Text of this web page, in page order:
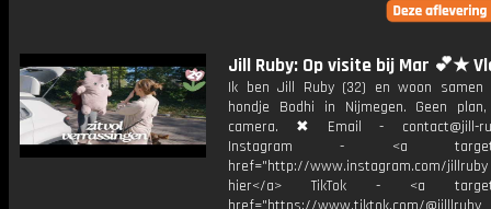
Jill Ruby: Op visite bij Mar 💕★
Ik ben Jill Ruby (32) en woon
hondje Bodhi in Nijmegen. Geen
camera. ✖ Email - contact@jill-
Instagram - <a
href="http://www.instagram.com/
hier</a> TikTok - <a